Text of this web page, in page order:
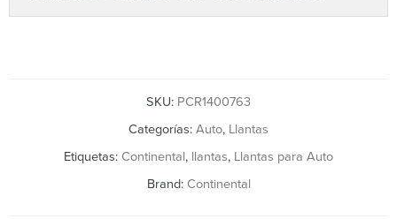
SKU: PCR1400763
Categorías: Auto, Llantas
Etiquetas: Continental, llantas, Llantas para Auto
Brand: Continental